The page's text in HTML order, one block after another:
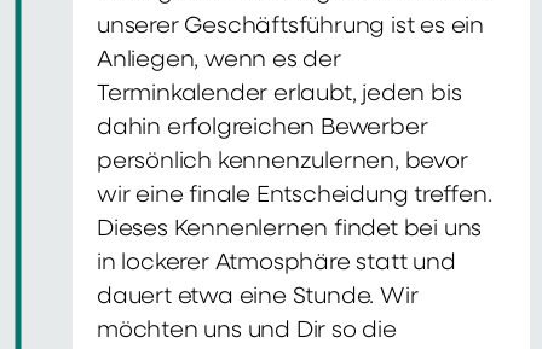
unserer Geschäftsführung ist es ein
Anliegen, wenn es der
Terminkalender erlaubt, jeden bis
dahin erfolgreichen Bewerber
persönlich kennenzulernen, bevor
wir eine finale Entscheidung treffen.
Dieses Kennenlernen findet bei uns
in lockerer Atmosphäre statt und
dauert etwa eine Stunde. Wir
möchten uns und Dir so die